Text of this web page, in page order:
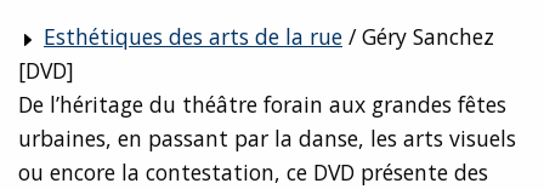
Esthétiques des arts de la rue / Géry Sanchez
[DVD]
De l’héritage du théâtre forain aux grandes fêtes
urbaines, en passant par la danse, les arts visuels
ou encore la contestation, ce DVD présente des